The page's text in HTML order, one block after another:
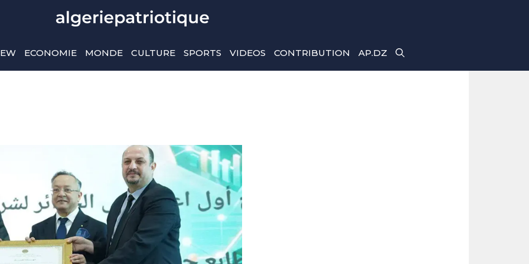
ECONOMIE MONDE CULTURE SPORTS VIDEOS CONTRIBUTION AP.DZ